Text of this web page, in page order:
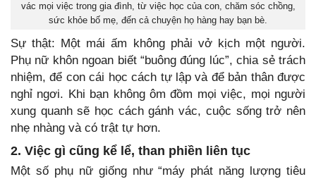
vác mọi việc trong gia đình, từ việc học của con, chăm sóc chồng,
sức khỏe bố mẹ, đến cả chuyện họ hàng hay bạn bè.
Sự thật: Một mái ấm không phải vở kịch một người.
Phụ nữ khôn ngoan biết “buông đúng lúc”, chia sẻ trách
nhiệm, để con cái học cách tự lập và để bản thân được
nghỉ ngơi. Khi bạn không ôm đồm mọi việc, mọi người
xung quanh sẽ học cách gánh vác, cuộc sống trở nên
nhẹ nhàng và có trật tự hơn.
2. Việc gì cũng kể lể, than phiền liên tục
Một số phụ nữ giống như “máy phát năng lượng tiêu